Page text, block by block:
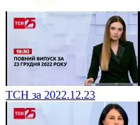
ТСН за 2022.12.23